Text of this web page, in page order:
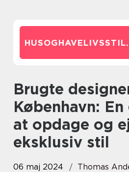
HUSOGHAVELIVSSTIL.
Brugte designer møbler
København:
at opdage og
eksklusiv stil
06 maj 2024
Thomas